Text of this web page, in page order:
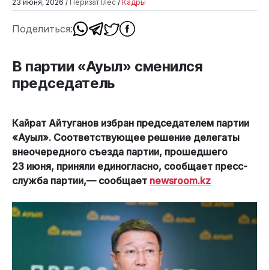
23 июня, 2026 / Перизат Ілес / Кадры
Поделиться:
В партии «Ауыл» сменился
председатель
Кайрат Айтуганов избран председателем партии
«Ауыл». Соответствующее решение делегаты
внеочередного съезда партии, прошедшего
23 июня, приняли единогласно, сообщает пресс-
служба партии,— сообщает newsroom.kz